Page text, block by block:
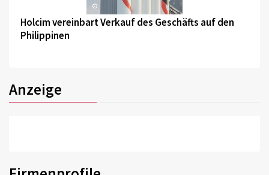
©
Holcim vereinbart Verkauf des Geschäfts auf den
Philippinen
Anzeige